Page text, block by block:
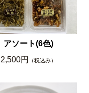
アソート(6色)
2,500円
（税込み）